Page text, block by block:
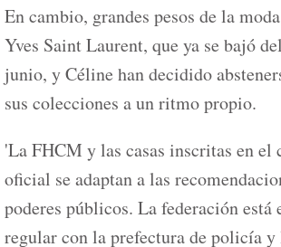
En cambio, grandes pesos de la
Yves Saint Laurent, que ya se bajó
junio, y Céline han decidido
sus colecciones a un ritmo propio.
'La FHCM y las casas inscritas en el
oficial se adaptan a las
poderes públicos. La federación está
regular con la prefectura de policía y